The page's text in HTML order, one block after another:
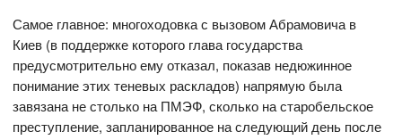
Самое главное: многоходовка с вызовом Абрамовича в
Киев (в поддержке которого глава государства
предусмотрительно ему отказал, показав недюжинное
понимание этих теневых раскладов) напрямую была
завязана не столько на ПМЭФ, сколько на старобельское
преступление, запланированное на следующий день после